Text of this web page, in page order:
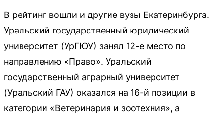
В рейтинг вошли и другие вузы Екатеринбурга.
Уральский государственный юридический
университет (УрГЮУ) занял 12-е место по
направлению «Право». Уральский
государственный аграрный университет
(Уральский ГАУ) оказался на 16-й позиции в
категории «Ветеринария и зоотехния», а